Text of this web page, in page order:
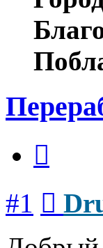
#1